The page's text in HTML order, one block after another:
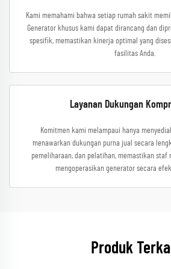
Kami memahami bahwa setiap rumah sakit
Generator khusus kami dapat dirancang dan
spesifik, memastikan kinerja optimal yang
fasilitas Anda.
Layanan Dukungan
Komitmen kami melampaui hanya
menawarkan dukungan purna jual secara
pemeliharaan, dan pelatihan, memastikan staf
mengoperasikan generator secara
Produk